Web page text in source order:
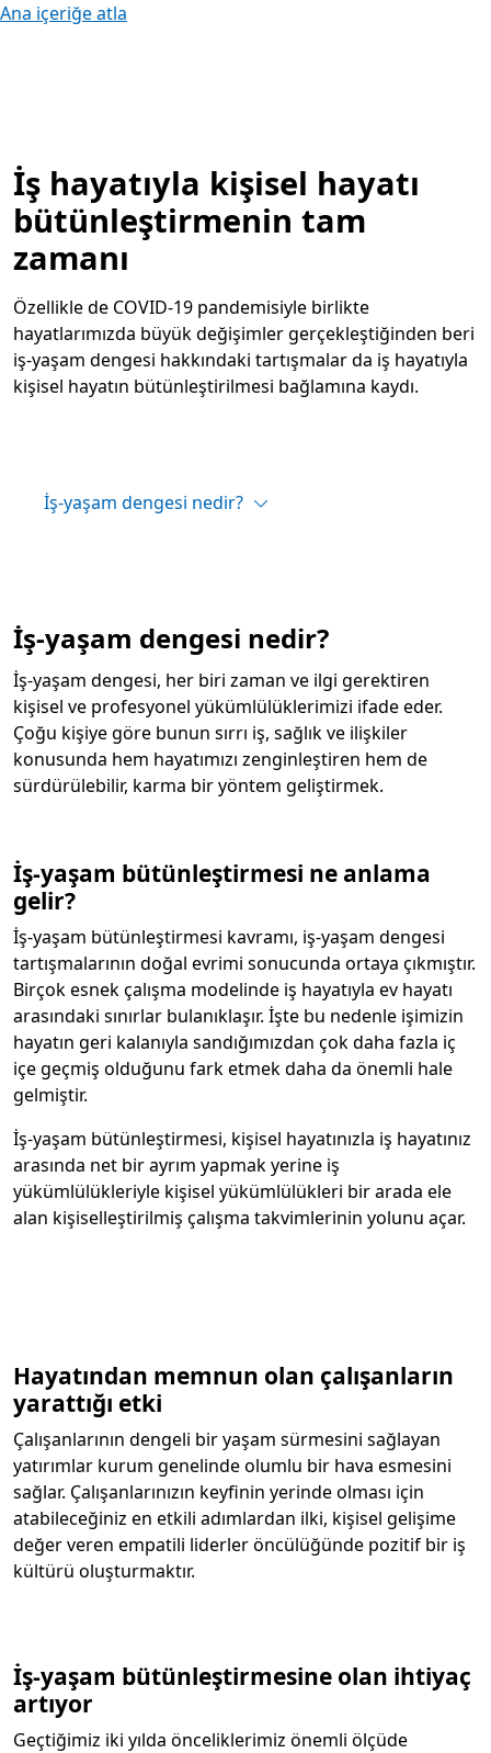
Ana içeriğe atla
İş hayatıyla kişisel hayatı
bütünleştirmenin tam
zamanı
Özellikle de COVID-19 pandemisiyle birlikte
hayatlarımızda büyük değişimler gerçekleştiğinden beri
iş-yaşam dengesi hakkındaki tartışmalar da iş hayatıyla
kişisel hayatın bütünleştirilmesi bağlamına kaydı.
İş-yaşam dengesi nedir?
İş-yaşam dengesi nedir?
İş-yaşam dengesi, her biri zaman ve ilgi gerektiren
kişisel ve profesyonel yükümlülüklerimizi ifade eder.
Çoğu kişiye göre bunun sırrı iş, sağlık ve ilişkiler
konusunda hem hayatımızı zenginleştiren hem de
sürdürülebilir, karma bir yöntem geliştirmek.
İş-yaşam bütünleştirmesi ne anlama
gelir?
İş-yaşam bütünleştirmesi kavramı, iş-yaşam dengesi
tartışmalarının doğal evrimi sonucunda ortaya çıkmıştır.
Birçok esnek çalışma modelinde iş hayatıyla ev hayatı
arasındaki sınırlar bulanıklaşır. İşte bu nedenle işimizin
hayatın geri kalanıyla sandığımızdan çok daha fazla iç
içe geçmiş olduğunu fark etmek daha da önemli hale
gelmiştir.
İş-yaşam bütünleştirmesi, kişisel hayatınızla iş hayatınız
arasında net bir ayrım yapmak yerine iş
yükümlülükleriyle kişisel yükümlülükleri bir arada ele
alan kişiselleştirilmiş çalışma takvimlerinin yolunu açar.
Hayatından memnun olan çalışanların
yarattığı etki
Çalışanlarının dengeli bir yaşam sürmesini sağlayan
yatırımlar kurum genelinde olumlu bir hava esmesini
sağlar. Çalışanlarınızın keyfinin yerinde olması için
atabileceğiniz en etkili adımlardan ilki, kişisel gelişime
değer veren empatili liderler öncülüğünde pozitif bir iş
kültürü oluşturmaktır.
İş-yaşam bütünleştirmesine olan ihtiyaç
artıyor
Geçtiğimiz iki yılda önceliklerimiz önemli ölçüde